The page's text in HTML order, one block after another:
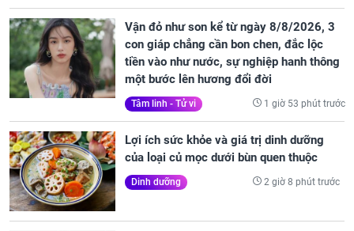
Vận đỏ như son kể từ ngày 8/8/2026, 3
con giáp chẳng cần bon chen, đắc lộc
tiền vào như nước, sự nghiệp hanh thông
một bước lên hương đổi đời
Tâm linh - Tử vi 1 giờ 53 phút trước
Lợi ích sức khỏe và giá trị dinh dưỡng
của loại củ mọc dưới bùn quen thuộc
Dinh dưỡng 2 giờ 8 phút trước